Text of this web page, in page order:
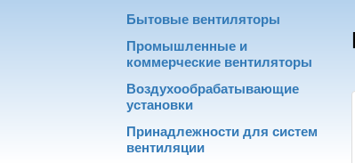
Бытовые вентиляторы
Промышленные и
коммерческие вентиляторы
Воздухообрабатывающие
установки
Принадлежности для систем
вентиляции